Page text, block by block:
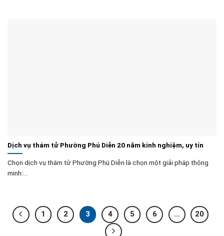
Dịch vụ thám tử Phường Phú Diễn 20 năm kinh nghiệm, uy tín
Chọn dịch vụ thám tử Phường Phú Diễn là chọn một giải pháp thông
minh:...
1 2 3 4 5 6 … 20